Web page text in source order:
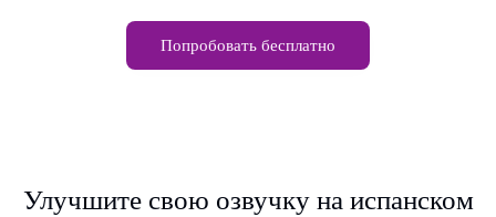
Попробовать бесплатно
Улучшите свою озвучку на испанском